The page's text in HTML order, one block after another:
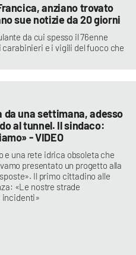
anziano trovato
sue notizie da 20 giorni
da cui spesso il 76enne
e i vigili del fuoco che
da una settimana, adesso
al tunnel. Il sindaco:
- VIDEO
e una rete idrica obsoleta che
presentato un progetto alla
Il primo cittadino alle
«Le nostre strade
incidenti»